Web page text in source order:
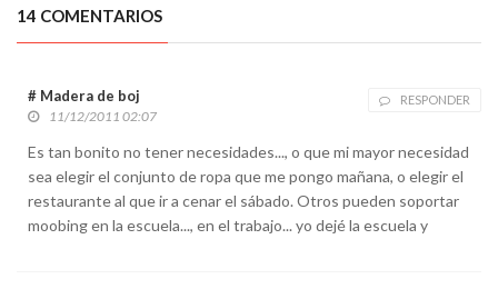
14 COMENTARIOS
# Madera de boj RESPONDER
11/12/2011 02:07
Es tan bonito no tener necesidades..., o que mi mayor necesidad
sea elegir el conjunto de ropa que me pongo mañana, o elegir el
restaurante al que ir a cenar el sábado. Otros pueden soportar
moobing en la escuela..., en el trabajo... yo dejé la escuela y